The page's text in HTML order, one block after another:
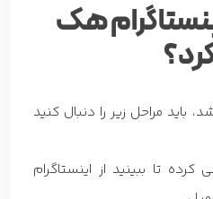
هک
مراحل زیر را دنبال کنید
کرده تا ببینید از اینستاگرام